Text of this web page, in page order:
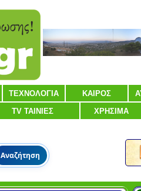
ΤΕΧΝΟΛΟΓΙΑ ΚΑΙΡΟΣ
TV ΤΑΙΝΙΕΣ ΧΡΗΣΙΜΑ
Αναζήτηση